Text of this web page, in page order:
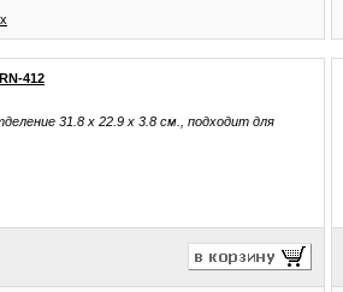
412
31.8 x 22.9 x 3.8 см., подходит для